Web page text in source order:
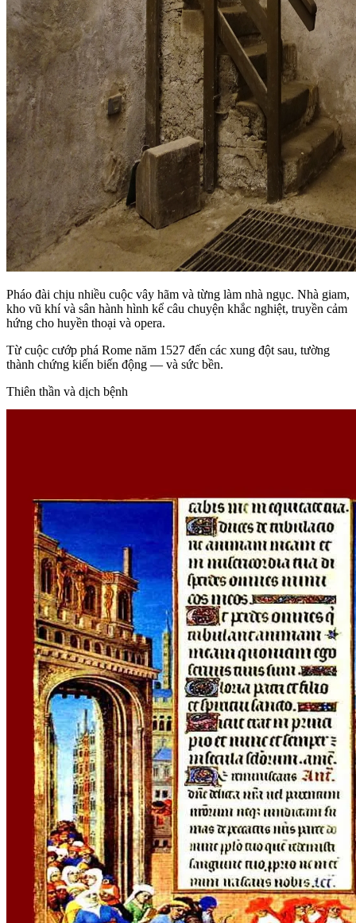
Pháo đài chịu nhiều cuộc vây hãm và từng làm nhà ngục. Nhà giam,
kho vũ khí và sân hành hình kể câu chuyện khắc nghiệt, truyền cảm
hứng cho huyền thoại và opera.
Từ cuộc cướp phá Rome năm 1527 đến các xung đột sau, tường
thành chứng kiến biến động — và sức bền.
Thiên thần và dịch bệnh